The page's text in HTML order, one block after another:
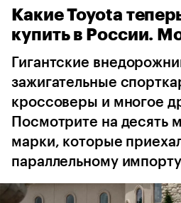
Esteo Haval
Какие Toyota
купить в России.
Гигантские
зажигательные
кроссоверы и многое
Посмотрите на десять
марки, которые
параллельному импорту